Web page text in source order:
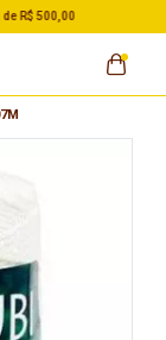
R$ 500,00